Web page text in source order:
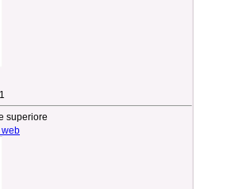
superiore
web